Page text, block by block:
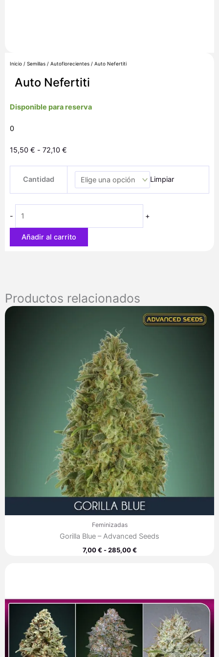
Inicio / Semillas / Autoflorecientes / Auto Nefertiti
Auto Nefertiti
Disponible para reserva
0
15,50 € - 72,10 €
precios:
desde
15,50 €
Cantidad Limpiar
-
Nefertiti
cantidad
+
Añadir al carrito
Productos relacionados
Feminizadas
Gorilla Blue – Advanced Seeds
7,00€ - 285,00€
de
precios:
285,00 €